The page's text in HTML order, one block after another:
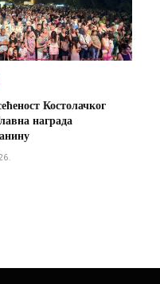
Костолачког
награда